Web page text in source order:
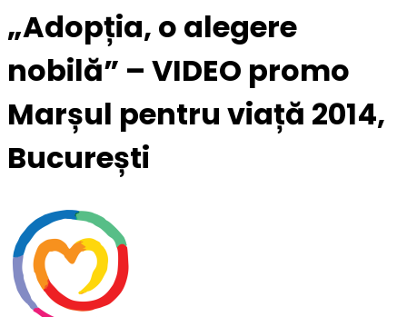
„Adopția, o alegere
nobilă” – VIDEO promo
Marșul pentru viață 2014,
București